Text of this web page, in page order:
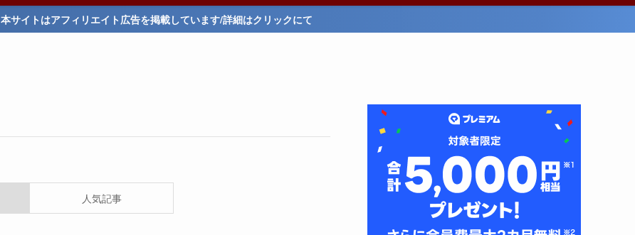
本サイトはアフィリエイト広告を掲載しています/詳細はクリックにて
人気記事